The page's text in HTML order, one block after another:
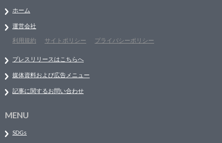
ホーム
運営会社
利用規約
サイトポリシー プライバシーポリシー
プレスリリースはこちらへ
媒体資料および広告メニュー
記事に関するお問い合わせ
MENU
SDGs